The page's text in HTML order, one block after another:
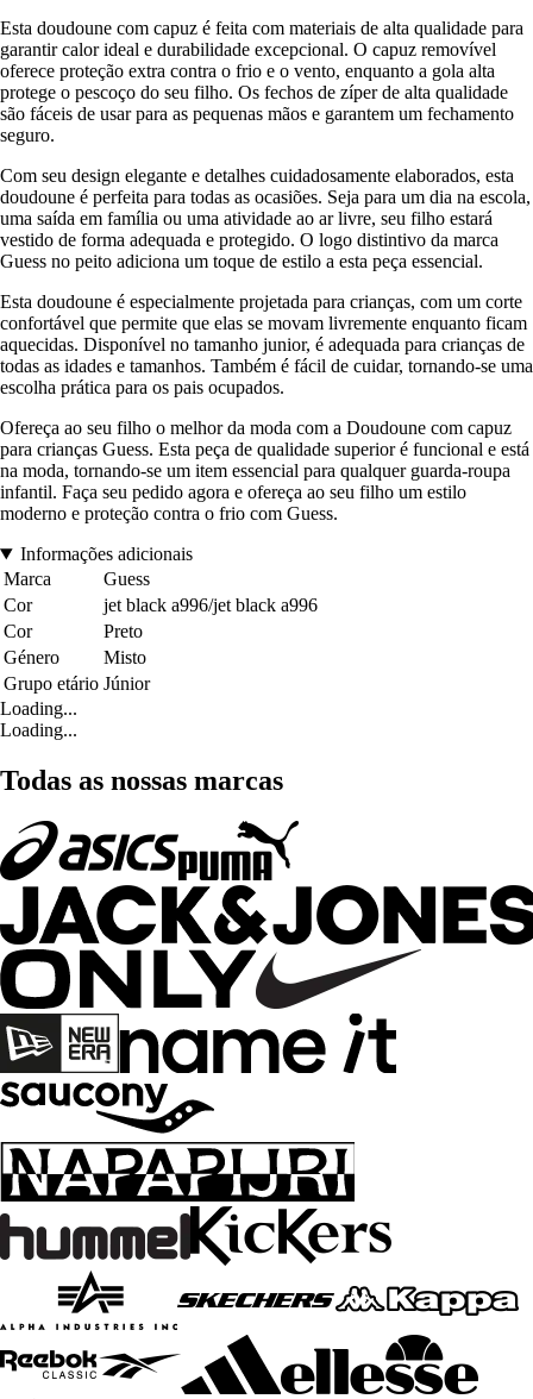
Esta doudoune com capuz é feita com materiais de alta qualidade para
garantir calor ideal e durabilidade excepcional. O capuz removível
oferece proteção extra contra o frio e o vento, enquanto a gola alta
protege o pescoço do seu filho. Os fechos de zíper de alta qualidade
são fáceis de usar para as pequenas mãos e garantem um fechamento
seguro.
Com seu design elegante e detalhes cuidadosamente elaborados, esta
doudoune é perfeita para todas as ocasiões. Seja para um dia na escola,
uma saída em família ou uma atividade ao ar livre, seu filho estará
vestido de forma adequada e protegido. O logo distintivo da marca
Guess no peito adiciona um toque de estilo a esta peça essencial.
Esta doudoune é especialmente projetada para crianças, com um corte
confortável que permite que elas se movam livremente enquanto ficam
aquecidas. Disponível no tamanho junior, é adequada para crianças de
todas as idades e tamanhos. Também é fácil de cuidar, tornando-se uma
escolha prática para os pais ocupados.
Ofereça ao seu filho o melhor da moda com a Doudoune com capuz
para crianças Guess. Esta peça de qualidade superior é funcional e está
na moda, tornando-se um item essencial para qualquer guarda-roupa
infantil. Faça seu pedido agora e ofereça ao seu filho um estilo
moderno e proteção contra o frio com Guess.
Informações adicionais
Marca
Guess
Cor
jet black a996/jet black a996
Cor
Preto
Género
Misto
Grupo etário Júnior
Loading...
Loading...
Todas as nossas marcas